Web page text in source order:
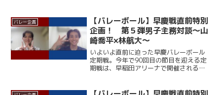
ており、打倒・ワセダに向けて勢いに乗
っている。一方の早大...
バレー企画
【バレーボール】早慶戦直前特別
企画！ 第５弾男子主務対談～山
崎喬平×林航大～
いよいよ直前に迫った早慶バレーボール
定期戦。今年で90回目の節目を迎える定
期戦は、早稲田アリーナで開催される。
ており、打倒・ワセダに向けて勢いに乗